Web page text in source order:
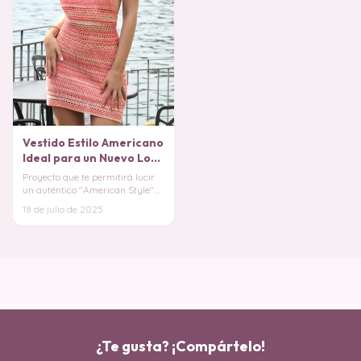
Vestido Estilo Americano
Ideal para un Nuevo Look
PATRÓN
Proyecto que te permitirá lucir
un auténtico "American Style".
transformar hilo
18 de julio de 2025
¿Te gusta? ¡Compártelo!